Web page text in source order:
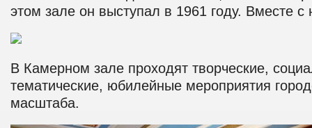
этом зале он выступал в 1961 году. Вместе с
В Камерном зале проходят творческие,
тематические, юбилейные мероприятия
масштаба.